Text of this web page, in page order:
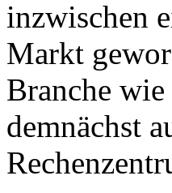
inzwischen
Markt
Branche
demnächst